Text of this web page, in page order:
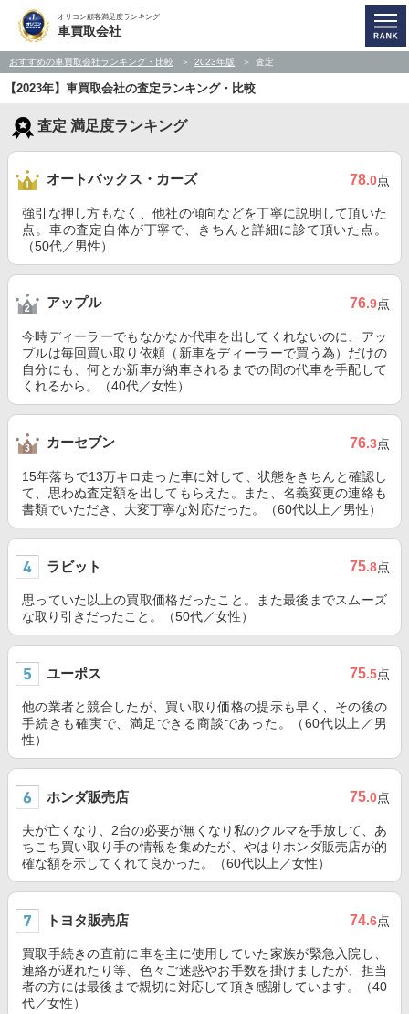
オリコン顧客満足度ランキング
車買取会社
おすすめの車買取会社ランキング・比較 2023年版 査定
【2023年】車買取会社の査定ランキング・比較
査定 満足度ランキング
オートバックス・カーズ 78.0点
強引な押し方もなく、他社の傾向などを丁寧に説明して頂いた
点。車の査定自体が丁寧で、きちんと詳細に診て頂いた点。
（50代／男性）
アップル 76.9点
今時ディーラーでもなかなか代車を出してくれないのに、アッ
プルは毎回買い取り依頼（新車をディーラーで買う為）だけの
自分にも、何とか新車が納車されるまでの間の代車を手配して
くれるから。（40代／女性）
カーセブン 76.3点
15年落ちで13万キロ走った車に対して、状態をきちんと確認し
て、思わぬ査定額を出してもらえた。また、名義変更の連絡も
書類でいただき、大変丁寧な対応だった。（60代以上／男性）
ラビット 75.8点
思っていた以上の買取価格だったこと。また最後までスムーズ
な取り引きだったこと。（50代／女性）
ユーポス 75.5点
他の業者と競合したが、買い取り価格の提示も早く、その後の
手続きも確実で、満足できる商談であった。（60代以上／男
性）
ホンダ販売店 75.0点
夫が亡くなり、2台の必要が無くなり私のクルマを手放して、あ
ちこち買い取り手の情報を集めたが、やはりホンダ販売店が的
確な額を示してくれて良かった。（60代以上／女性）
トヨタ販売店 74.6点
買取手続きの直前に車を主に使用していた家族が緊急入院し、
連絡が遅れたり等、色々ご迷惑やお手数を掛けましたが、担当
者の方には最後まで親切に対応して頂き感謝しています。（40
代／女性）